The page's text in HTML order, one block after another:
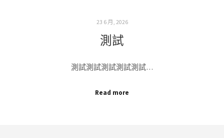
23 6 月, 2026
測試
測試測試測試測試測試…
Read more